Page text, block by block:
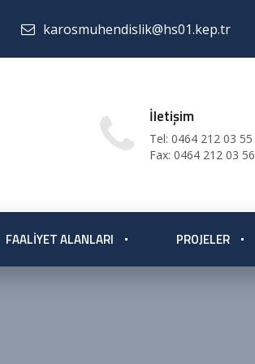
karosmuhendislik@hs01.kep.tr
İletişim
Tel: 0464 212 03 55
Fax: 0464 212 03 56
FAALIYET ALANLARI PROJELER